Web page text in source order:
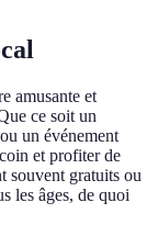
amusante et
ce soit un
un événement
et profiter de
souvent gratuits ou
les âges, de quoi